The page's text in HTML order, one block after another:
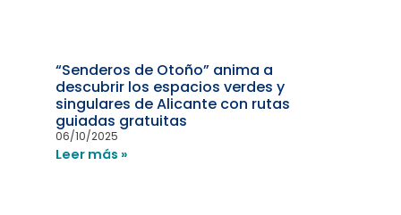
“Senderos de Otoño” anima a
descubrir los espacios verdes y
singulares de Alicante con rutas
guiadas gratuitas
06/10/2025
Leer más »